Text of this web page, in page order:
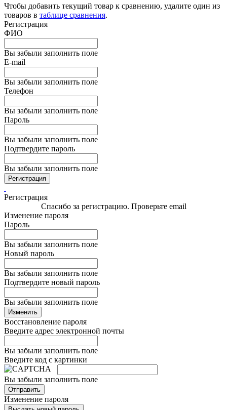
Чтобы добавить текущий товар к сравнению, удалите один из
товаров в таблице сравнения.
Регистрация
ФИО
Вы забыли заполнить поле
E-mail
Вы забыли заполнить поле
Телефон
Вы забыли заполнить поле
Пароль
Вы забыли заполнить поле
Подтвердите пароль
Вы забыли заполнить поле
Регистрация
Регистрация
Спасибо за регистрацию. Проверьте email
Изменение пароля
Пароль
Вы забыли заполнить поле
Новый пароль
Вы забыли заполнить поле
Подтвердите новый пароль
Вы забыли заполнить поле
Изменить
Восстановление пароля
Введите адрес электронной почты
Вы забыли заполнить поле
Введите код с картинки
Вы забыли заполнить поле
Отправить
Изменение пароля